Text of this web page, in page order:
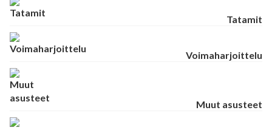
Tatamit
Voimaharjoittelu
Muut asusteet